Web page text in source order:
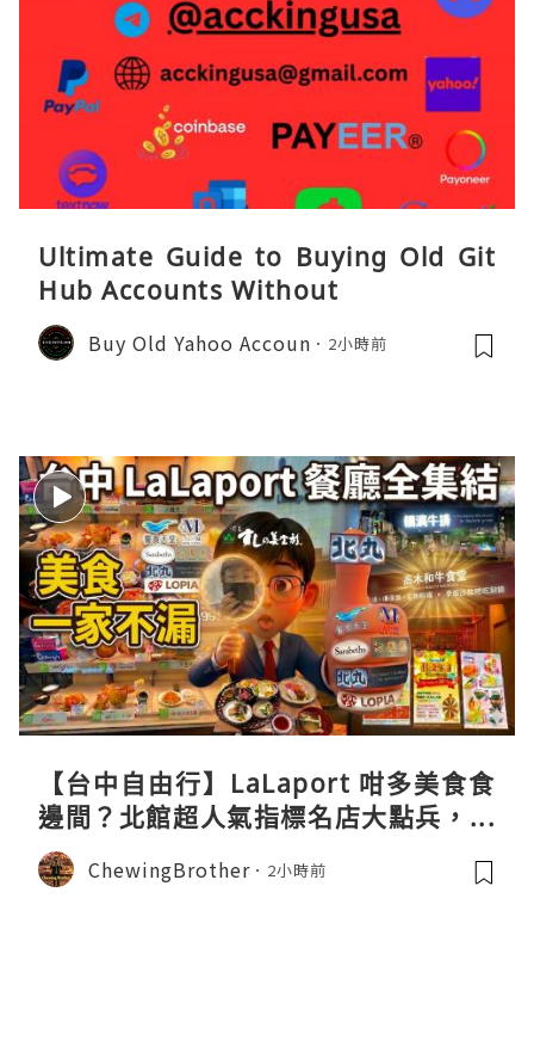
Ultimate Guide to Buying Old Git
Hub Accounts Without
Buy Old Yahoo Accoun 2小時前
【台中自由行】LaLaport 咁多美食食
邊間？北館超人氣指標名店大點兵，深
度實測日本直送「北丸」職人料理與南
館 LOPIA 超市神級熟食區！
ChewingBrother 2小時前